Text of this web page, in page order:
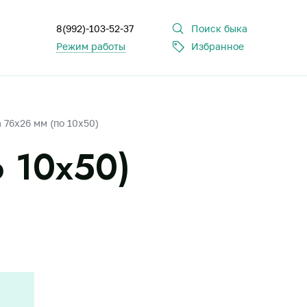
8(992)-103-52-37
Режим работы
Поиск быка
Избранное
мм (по 10х50)